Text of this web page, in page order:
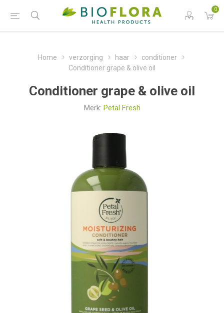
0
Home verzorging haar
conditioner
Conditioner grape & olive oil
Conditioner grape & olive oil
Merk: Petal Fresh